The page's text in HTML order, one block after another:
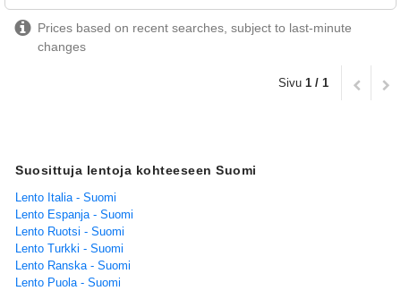
Prices based on recent searches, subject to last-minute
changes
Sivu 1 / 1
Suosittuja lentoja kohteeseen Suomi
Lento Italia - Suomi
Lento Espanja - Suomi
Lento Ruotsi - Suomi
Lento Turkki - Suomi
Lento Ranska - Suomi
Lento Puola - Suomi